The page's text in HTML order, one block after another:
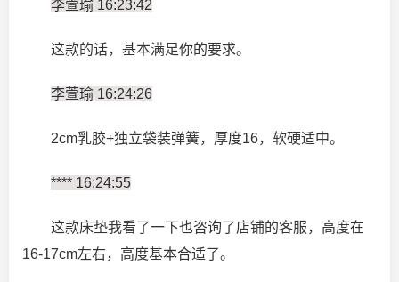
李萱瑜 16:23:42
这款的话，基本满足你的要求。
李萱瑜 16:24:26
2cm乳胶+独立袋装弹簧，厚度16，软硬适中。
**** 16:24:55
这款床垫我看了一下也咨询了店铺的客服，高度在
16-17cm左右，高度基本合适了。